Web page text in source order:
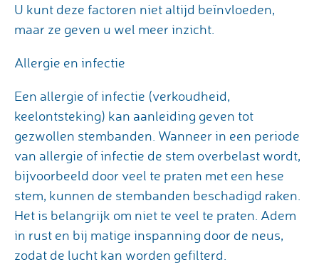
U kunt deze factoren niet altijd beïnvloeden,
maar ze geven u wel meer inzicht.
Allergie en infectie
Een allergie of infectie (verkoudheid,
keelontsteking) kan aanleiding geven tot
gezwollen stembanden. Wanneer in een periode
van allergie of infectie de stem overbelast wordt,
bijvoorbeeld door veel te praten met een hese
stem, kunnen de stembanden beschadigd raken.
Het is belangrijk om niet te veel te praten. Adem
in rust en bij matige inspanning door de neus,
zodat de lucht kan worden gefilterd.